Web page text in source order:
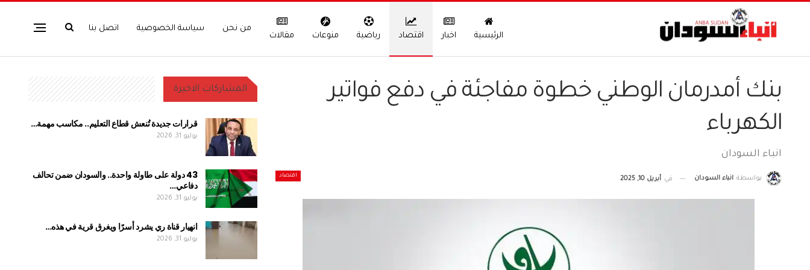
الرئيسية اخبار اقتصاد رياضية منوعات مقالات
من نحن سياسة الخصوصية اتصل بنا
بنك أمدرمان الوطني خطوة مفاجئة في دفع فواتير
الكهرباء
انباء السودان
اقتصاد بواسطة انباء السودان في أبريل 10, 2025
المشاركات الاخيرة
قرارات جديدة تُنعش قطاع التعليم.. مكاسب مهمة…
يوليو 31, 2026
43 دولة على طاولة واحدة.. والسودان ضمن تحالف
دفاعي…
يوليو 31, 2026
انهيار قناة ري يشرد أسرًا ويغرق قرية في هذه…
يوليو 31, 2026